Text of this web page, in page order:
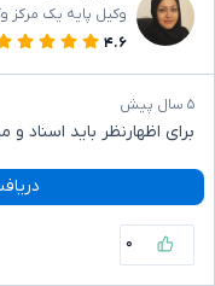
وکیل پایه یک مرکز
۴.۶
۵ سال پیش
برای اظهارنظر باید اسناد
۰